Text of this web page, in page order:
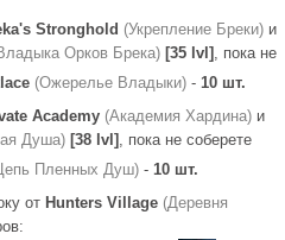
Stronghold (Укрепление Бреки) и
Орков Брека) [35 lvl] , пока не
(Ожерелье Владыки) - 10 шт.
Academy (Академия Хардина) и
Душа) [38 lvl] , пока не соберете
Пленных Душ) - 10 шт.
от Hunters Village (Деревня